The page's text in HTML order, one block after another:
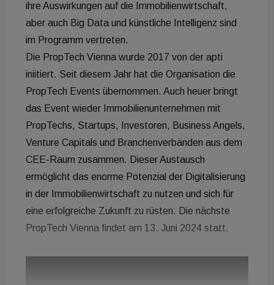
ihre Auswirkungen auf die Immobilienwirtschaft,
aber auch Big Data und künstliche Intelligenz sind
im Programm vertreten.
Die PropTech Vienna wurde 2017 von der apti
iniitiert. Seit diesem Jahr hat die Organisation die
PropTech Events übernommen. Auch heuer bringt
das Event wieder Immobilienunternehmen mit
PropTechs, Startups, Investoren, Business Angels,
Venture Capitals und Branchenverbänden aus dem
CEE-Raum zusammen. Dieser Austausch
ermöglicht das enorme Potenzial der Digitalisierung
in der Immobilienwirtschaft zu nutzen und sich für
eine erfolgreiche Zukunft zu rüsten. Die nächste
PropTech Vienna findet am 13. Juni 2024 statt.